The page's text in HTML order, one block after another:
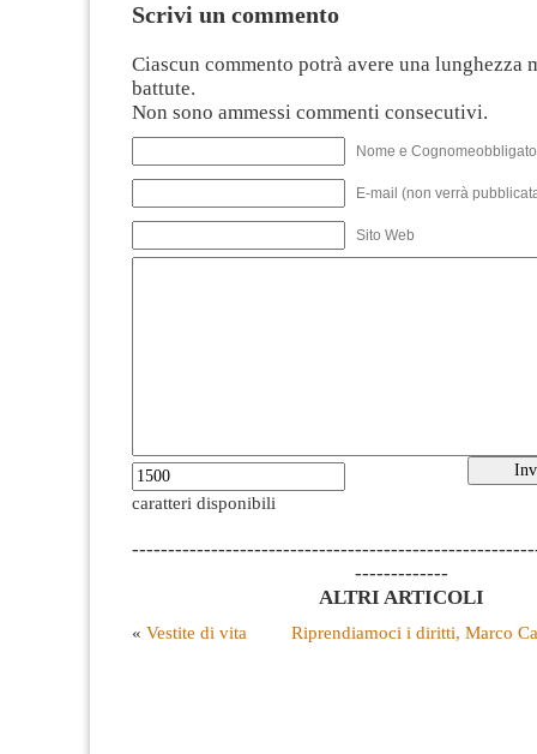
Scrivi un commento
Ciascun commento potrà avere una lunghezza
battute.
Non sono ammessi commenti consecutivi.
Nome e
E-mail (non verrà
Sito Web
caratteri disponibili
-------------
ALTRI ARTICOLI
« Vestite di vita Riprendiamoci i diritti, Marco